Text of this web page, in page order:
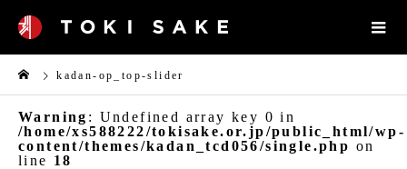
kadan-op_top-slider
Warning : Undefined array key 0 in
/home/xs588222/tokisake.or.jp/public_html/wp-
content/themes/kadan_tcd056/single.php on
line 18